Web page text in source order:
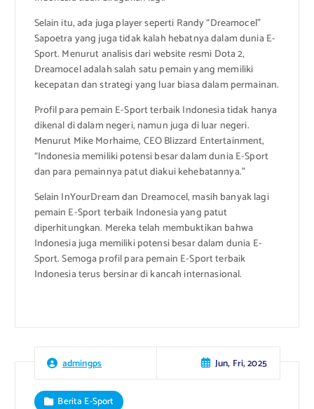
Selain itu, ada juga player seperti Randy “Dreamocel”
Sapoetra yang juga tidak kalah hebatnya dalam dunia E-
Sport. Menurut analisis dari website resmi Dota 2,
Dreamocel adalah salah satu pemain yang memiliki
kecepatan dan strategi yang luar biasa dalam permainan.
Profil para pemain E-Sport terbaik Indonesia tidak hanya
dikenal di dalam negeri, namun juga di luar negeri.
Menurut Mike Morhaime, CEO Blizzard Entertainment,
“Indonesia memiliki potensi besar dalam dunia E-Sport
dan para pemainnya patut diakui kehebatannya.”
Selain InYourDream dan Dreamocel, masih banyak lagi
pemain E-Sport terbaik Indonesia yang patut
diperhitungkan. Mereka telah membuktikan bahwa
Indonesia juga memiliki potensi besar dalam dunia E-
Sport. Semoga profil para pemain E-Sport terbaik
Indonesia terus bersinar di kancah internasional.
admingps Jun, Fri, 2025
Berita E-Sport